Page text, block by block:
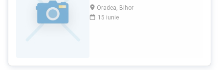
domiciliu. Nu precepem comision nu
avem transport impus. Se oferă:salariul
lunar 2000 euro+asigurarea fără
dispoziție la numărul de Telefon.
Oradea, Bihor
15 iunie